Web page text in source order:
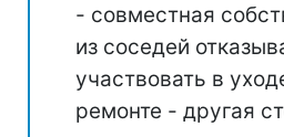
- совместная
из соседей
участвовать в
ремонте - другая